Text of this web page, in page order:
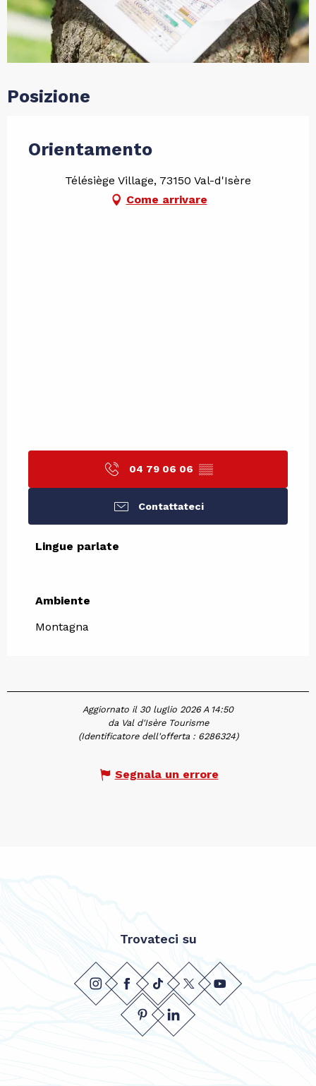
Posizione
Orientamento
Télésiège Village, 73150 Val-d'Isère
Come arrivare
04 79 06 06 ▒▒
Contattateci
Lingue parlate
Lingue parlate
Ambiente
Ambiente
Montagna
Aggiornato il 30 luglio 2026 A 14:50
da Val d'Isère Tourisme
(Identificatore dell'offerta : 6286324)
Segnala un errore
Trovateci su